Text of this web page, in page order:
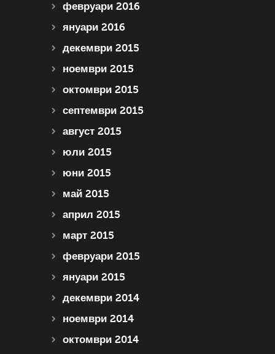
февруари 2016
януари 2016
декември 2015
ноември 2015
октомври 2015
септември 2015
август 2015
юли 2015
юни 2015
май 2015
април 2015
март 2015
февруари 2015
януари 2015
декември 2014
ноември 2014
октомври 2014